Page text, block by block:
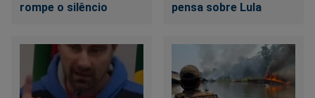
rompe o silêncio
pensa sobre Lula